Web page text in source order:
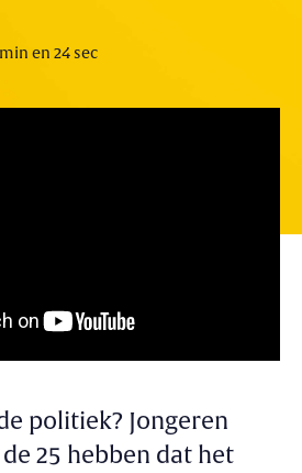
en 24 sec
politiek? Jongeren
25 hebben dat het